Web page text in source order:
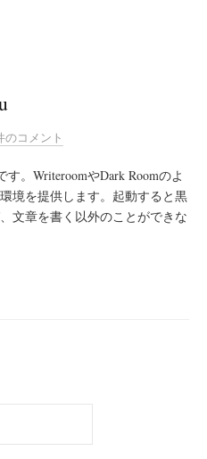
のコメント
。WriteroomやDark Roomのよ
境を提供します。起動すると黒
文章を書く以外のことができな